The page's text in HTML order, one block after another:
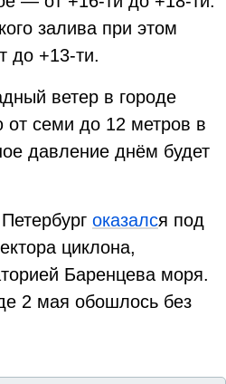
залива при этом
до +13-ти.
ветер в городе
от семи до 12 метров в
давление днём будет
оказался под
циклона,
Баренцева моря.
2 мая обошлось без